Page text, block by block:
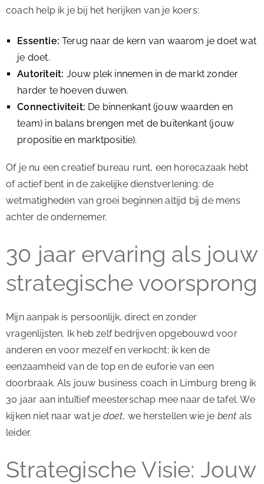
coach help ik je bij het herijken van je koers:
Essentie: Terug naar de kern van waarom je doet wat
je doet.
Autoriteit: Jouw plek innemen in de markt zonder
harder te hoeven duwen.
Connectiviteit: De binnenkant (jouw waarden en
team) in balans brengen met de buitenkant (jouw
propositie en marktpositie).
Of je nu een creatief bureau runt, een horecazaak hebt
of actief bent in de zakelijke dienstverlening: de
wetmatigheden van groei beginnen altijd bij de mens
achter de ondernemer.
30 jaar ervaring als jouw
strategische voorsprong
Mijn aanpak is persoonlijk, direct en zonder
vragenlijsten. Ik heb zelf bedrijven opgebouwd voor
anderen en voor mezelf en verkocht; ik ken de
eenzaamheid van de top en de euforie van een
doorbraak. Als jouw business coach in Limburg breng ik
30 jaar aan intuïtief meesterschap mee naar de tafel. We
kijken niet naar wat je doet, we herstellen wie je bent als
leider.
Strategische Visie: Jouw